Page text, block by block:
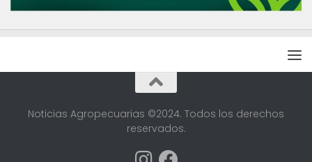
Noticias Agropecuarias ©2024. Todos los derechos
reservados.